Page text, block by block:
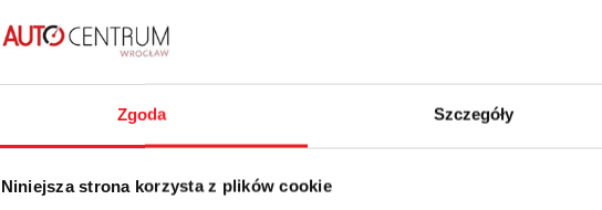
Zgoda Szczegóły
Niniejsza strona korzysta z plików cookie